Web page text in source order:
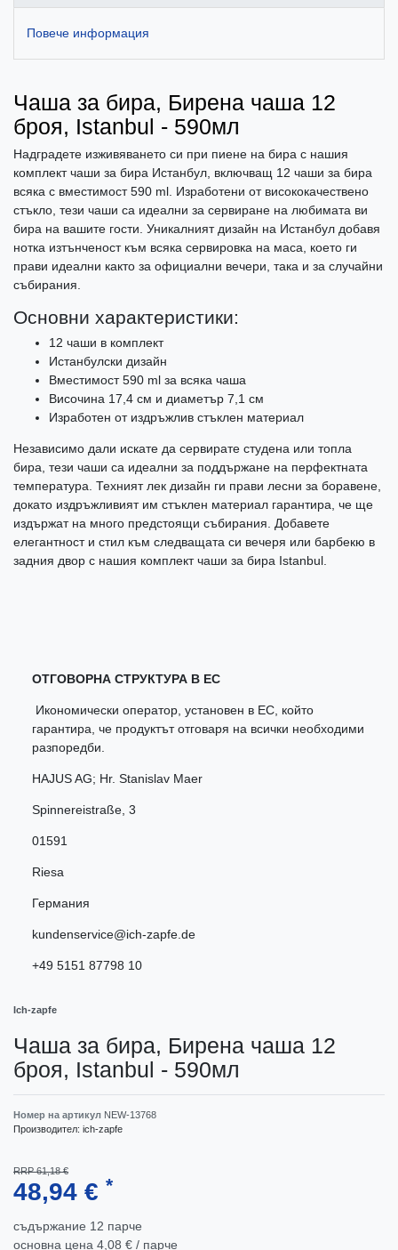
Повече информация
Чаша за бира, Бирена чаша 12
броя, Istanbul - 590мл
Надградете изживяването си при пиене на бира с нашия
комплект чаши за бира Истанбул, включващ 12 чаши за бира
всяка с вместимост 590 ml. Изработени от висококачествено
стъкло, тези чаши са идеални за сервиране на любимата ви
бира на вашите гости. Уникалният дизайн на Истанбул добавя
нотка изтънченост към всяка сервировка на маса, което ги
прави идеални както за официални вечери, така и за случайни
събирания.
Основни характеристики:
12 чаши в комплект
Истанбулски дизайн
Вместимост 590 ml за всяка чаша
Височина 17,4 см и диаметър 7,1 см
Изработен от издръжлив стъклен материал
Независимо дали искате да сервирате студена или топла
бира, тези чаши са идеални за поддържане на перфектната
температура. Техният лек дизайн ги прави лесни за боравене,
докато издръжливият им стъклен материал гарантира, че ще
издържат на много предстоящи събирания. Добавете
елегантност и стил към следващата си вечеря или барбекю в
задния двор с нашия комплект чаши за бира Istanbul.
ОТГОВОРНА СТРУКТУРА В ЕС
Икономически оператор, установен в ЕС, който
гарантира, че продуктът отговаря на всички необходими
разпоредби.
HAJUS AG; Hr. Stanislav Maer
Spinnereistraße 3
01591
Riesa
Германия
kundenservice@ich-zapfe.de
+49 5151 87798 10
Ich-zapfe
Чаша за бира, Бирена чаша 12
броя, Istanbul - 590мл
Номер на артикул NEW-13768
Производител: ich-zapfe
RRP 61,18 €
48,94 € *
съдържание 12 парче
основна цена 4,08 € / парче